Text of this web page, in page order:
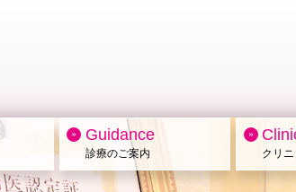
Guidance
診療のご案内 クリ